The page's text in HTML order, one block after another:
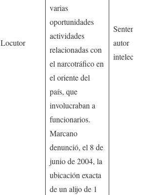
Locutor
varias
oportunidades
actividades
relacionadas con
el narcotráfico en
el oriente del
país, que
involucraban a
funcionarios.
Marcano
denunció, el 8 de
junio de 2004, la
ubicación exacta
de un alijo de 1
autor